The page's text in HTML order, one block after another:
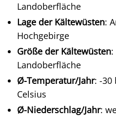
Landoberfläche
Lage der Kältewüsten:
Hochgebirge
Größe der Kältewüsten:
Landoberfläche
Ø-Temperatur/Jahr: -30
Celsius
Ø-Niederschlag/Jahr: